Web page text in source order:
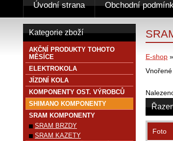
E-shop »
Foto
Kategorie zboží
AKČNÍ PRODUKTY TOHOTO
MĚSÍCE
ELEKTROKOLA
JÍZDNÍ KOLA
KOMPONENTY OST. VÝROBCŮ
SHIMANO KOMPONENTY
SRAM KOMPONENTY
SRAM BRZDY
SRAM KAZETY
Úvodní strana Obchodní